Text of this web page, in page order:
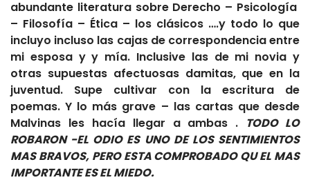
abundante literatura sobre Derecho – Psicología
– Filosofía – Ética – los clásicos ….y todo lo que
incluyo incluso las cajas de correspondencia entre
mi esposa y y mía. Inclusive las de mi novia y
otras supuestas afectuosas damitas, que en la
juventud. Supe cultivar con la escritura de
poemas. Y lo más grave – las cartas que desde
Malvinas les hacía llegar a ambas . TODO LO
ROBARON -EL ODIO ES UNO DE LOS SENTIMIENTOS
MAS BRAVOS, PERO ESTA COMPROBADO QU EL MAS
IMPORTANTE ES EL MIEDO.